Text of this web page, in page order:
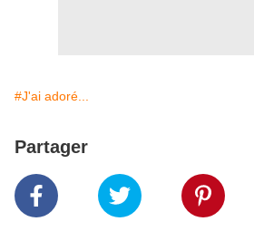
#J'ai adoré...
Partager